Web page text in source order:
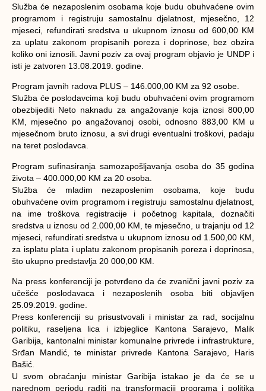
Služba će nezaposlenim osobama koje budu obuhvaćene ovim
programom i registruju samostalnu djelatnost, mjesečno, 12
mjeseci, refundirati sredstva u ukupnom iznosu od 600,00 KM
za uplatu zakonom propisanih poreza i doprinose, bez obzira
koliko oni iznosili. Javni poziv za ovaj program objavio je UNDP i
isti je zatvoren 13.08.2019. godine.
Program javnih radova PLUS – 146.000,00 KM za 92 osobe.
Služba će poslodavcima koji budu obuhvaćeni ovim programom
obezbijediti Neto naknadu za angažovanje koja iznosi 800,00
KM, mjesečno po angažovanoj osobi, odnosno 883,00 KM u
mjesečnom bruto iznosu, a svi drugi eventualni troškovi, padaju
na teret poslodavca.
Program sufinasiranja samozapošljavanja osoba do 35 godina
života – 400.000,00 KM za 20 osoba.
Služba će mladim nezaposlenim osobama, koje budu
obuhvaćene ovim programom i registruju samostalnu djelatnost,
na ime troškova registracije i početnog kapitala, doznačiti
sredstva u iznosu od 2.000,00 KM, te mjesečno, u trajanju od 12
mjeseci, refundirati sredstva u ukupnom iznosu od 1.500,00 KM,
za isplatu plata i uplatu zakonom propisanih poreza i doprinosa,
što ukupno predstavlja 20 000,00 KM.
Na press konferenciji je potvrđeno da će zvanični javni poziv za
učešće poslodavaca i nezaposlenih osoba biti objavljen
25.09.2019. godine.
Press konferenciji su prisustvovali i ministar za rad, socijalnu
politiku, raseljena lica i izbjeglice Kantona Sarajevo, Malik
Garibija, kantonalni ministar komunalne privrede i infrastrukture,
Srđan Mandić, te ministar privrede Kantona Sarajevo, Haris
Bašić.
U svom obraćanju ministar Garibija istakao je da će se u
narednom periodu raditi na transformaciji programa i politika